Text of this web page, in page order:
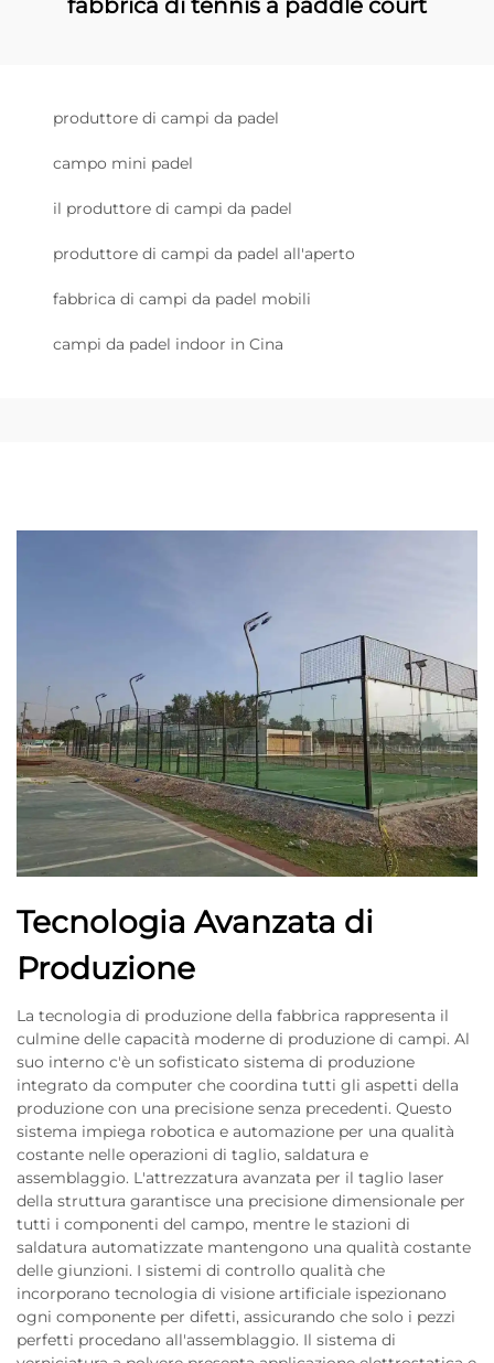
fabbrica di tennis a paddle court
produttore di campi da padel
campo mini padel
il produttore di campi da padel
produttore di campi da padel all'aperto
fabbrica di campi da padel mobili
campi da padel indoor in Cina
Tecnologia Avanzata di
Produzione
La tecnologia di produzione della fabbrica rappresenta il
culmine delle capacità moderne di produzione di campi. Al
suo interno c'è un sofisticato sistema di produzione
integrato da computer che coordina tutti gli aspetti della
produzione con una precisione senza precedenti. Questo
sistema impiega robotica e automazione per una qualità
costante nelle operazioni di taglio, saldatura e
assemblaggio. L'attrezzatura avanzata per il taglio laser
della struttura garantisce una precisione dimensionale per
tutti i componenti del campo, mentre le stazioni di
saldatura automatizzate mantengono una qualità costante
delle giunzioni. I sistemi di controllo qualità che
incorporano tecnologia di visione artificiale ispezionano
ogni componente per difetti, assicurando che solo i pezzi
perfetti procedano all'assemblaggio. Il sistema di